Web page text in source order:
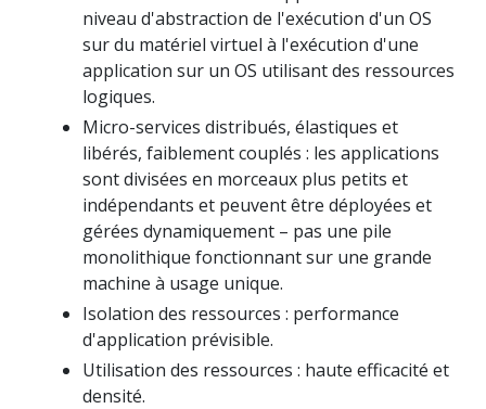
niveau d'abstraction de l'exécution d'un OS
sur du matériel virtuel à l'exécution d'une
application sur un OS utilisant des ressources
logiques.
Micro-services distribués, élastiques et
libérés, faiblement couplés : les applications
sont divisées en morceaux plus petits et
indépendants et peuvent être déployées et
gérées dynamiquement – pas une pile
monolithique fonctionnant sur une grande
machine à usage unique.
Isolation des ressources : performance
d'application prévisible.
Utilisation des ressources : haute efficacité et
densité.